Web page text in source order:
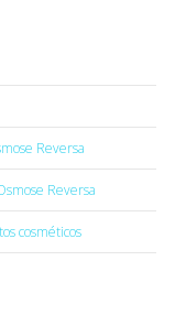
Reversa
Reversa
cosméticos